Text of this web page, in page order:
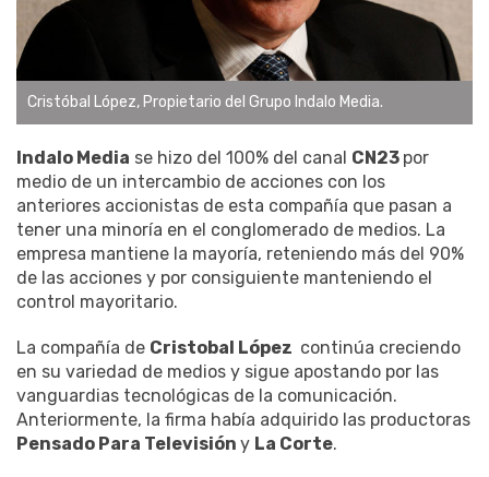
Cristóbal López, Propietario del Grupo Indalo Media.
Indalo Media se hizo del 100% del canal CN23 por
medio de un intercambio de acciones con los
anteriores accionistas de esta compañía que pasan a
tener una minoría en el conglomerado de medios. La
empresa mantiene la mayoría, reteniendo más del 90%
de las acciones y por consiguiente manteniendo el
control mayoritario.
La compañía de Cristobal López continúa creciendo
en su variedad de medios y sigue apostando por las
vanguardias tecnológicas de la comunicación.
Anteriormente, la firma había adquirido las productoras
Pensado Para Televisión y La Corte.